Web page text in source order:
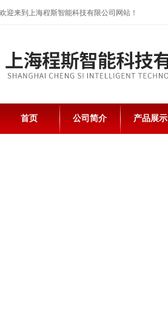
欢迎来到上海程斯智能科技有限公司网站！
首页 公司简介 产品展示